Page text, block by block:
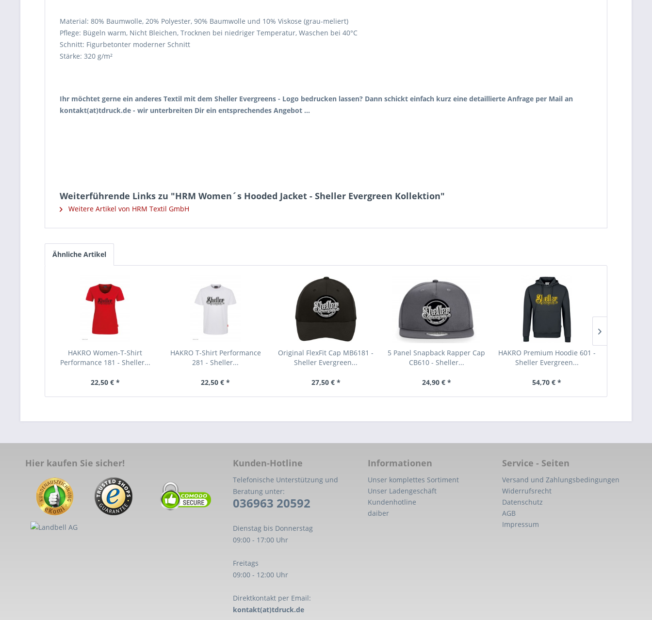
Material: 80% Baumwolle, 20% Polyester, 90% Baumwolle und 10% Viskose (grau-meliert)
Pflege: Bügeln warm, Nicht Bleichen, Trocknen bei niedriger Temperatur, Waschen bei 40°C
Schnitt: Figurbetonter moderner Schnitt
Stärke: 320 g/m²
Ihr möchtet gerne ein anderes Textil mit dem Sheller Evergreens - Logo bedrucken lassen? Dann schickt einfach kurz eine detaillierte Anfrage per Mail an
kontakt(at)tdruck.de - wir unterbreiten Dir ein entsprechendes Angebot ...
Weiterführende Links zu "HRM Women´s Hooded Jacket - Sheller Evergreen Kollektion"
Weitere Artikel von HRM Textil GmbH
Ähnliche Artikel
HAKRO Women-T-Shirt
Performance 181 - Sheller...
22,50 € *
HAKRO T-Shirt Performance
281 - Sheller...
22,50 € *
Original FlexFit Cap MB6181 -
Sheller Evergreen...
27,50 € *
5 Panel Snapback Rapper Cap
CB610 - Sheller...
24,90 € *
HAKRO Premium Hoodie 601 -
Sheller Evergreen...
54,70 € *
Hier kaufen Sie sicher! Kunden-Hotline
Telefonische Unterstützung und
Beratung unter:
036963 20592
Dienstag bis Donnerstag
09:00 - 17:00 Uhr
Freitags
09:00 - 12:00 Uhr
Direktkontakt per Email:
kontakt(at)tdruck.de
Informationen
Unser komplettes Sortiment
Unser Ladengeschäft
Kundenhotline
daiber
Service - Seiten
Versand und Zahlungsbedingungen
Widerrufsrecht
Datenschutz
AGB
Impressum